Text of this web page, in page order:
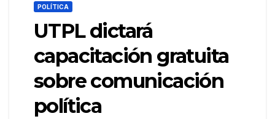
POLÍTICA
UTPL dictará
capacitación gratuita
sobre comunicación
política